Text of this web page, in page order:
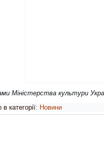
Міністерства культури
категорії: Новини